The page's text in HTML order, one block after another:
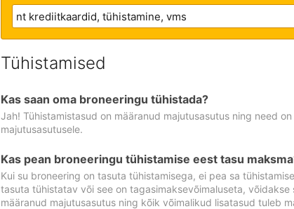
Tühistamised
Kas saan oma broneeringu tühistada?
Jah! Tühistamistasud on määranud majutusasutus ning need
majutusasutusele.
Kas pean broneeringu tühistamise eest tasu
Kui su broneering on tasuta tühistamisega, ei pea sa
tasuta tühistatav või see on tagasimaksevõimaluseta,
määranud majutusasutus ning kõik võimalikud lisatasud tuleb